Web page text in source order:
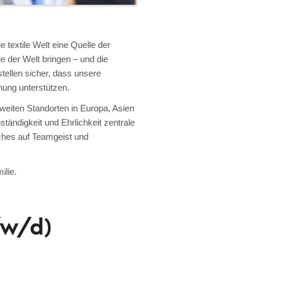
textile Welt eine Quelle der
der Welt bringen – und die
sicher, dass unsere
unterstützen.
Standorten in Europa, Asien
und Ehrlichkeit zentrale
auf Teamgeist und
w/d)